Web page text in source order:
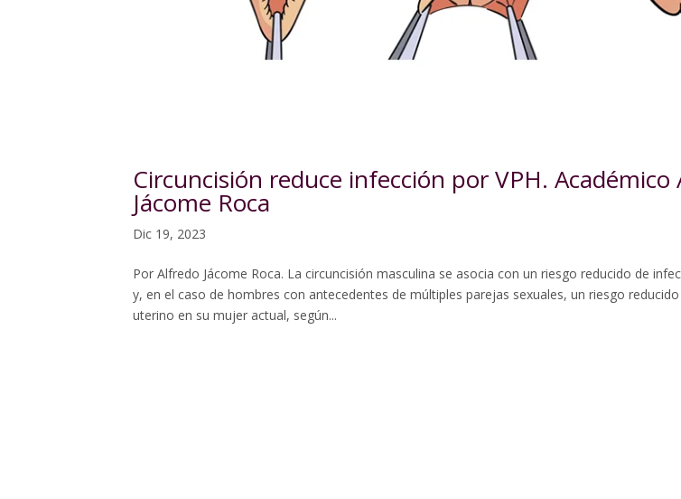
Circuncisión reduce infección por VPH. Académico
Jácome Roca
Dic 19, 2023
Por Alfredo Jácome Roca. La circuncisión masculina se asocia con un riesgo reducido de
y, en el caso de hombres con antecedentes de múltiples parejas sexuales, un riesgo
uterino en su mujer actual, según...